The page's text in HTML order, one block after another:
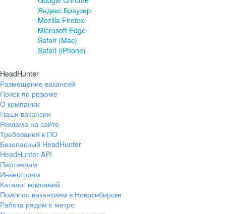
Яндекс.Браузер
Mozilla Firefox
Microsoft Edge
Safari (Mac)
Safari (iPhone)
HeadHunter
Размещение вакансий
Поиск по резюме
О компании
Наши вакансии
Реклама на сайте
Требования к ПО
Безопасный HeadHunter
HeadHunter API
Партнерам
Инвесторам
Каталог компаний
Поиск по вакансиям в Новосибирске
Работа рядом с метро